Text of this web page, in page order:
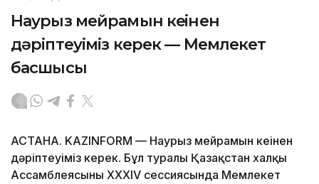
Наурыз мейрамын кеңінен
дәріптеуіміз керек — Мемлекет
басшысы
АСТАНА. KAZINFORM — Наурыз мейрамын кеңінен
дәріптеуіміз керек. Бұл туралы Қазақстан халқы
Ассамблеясының ХХХІV сессиясында Мемлекет